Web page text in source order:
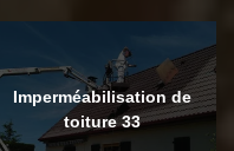
Imperméabilisation de
toiture 33